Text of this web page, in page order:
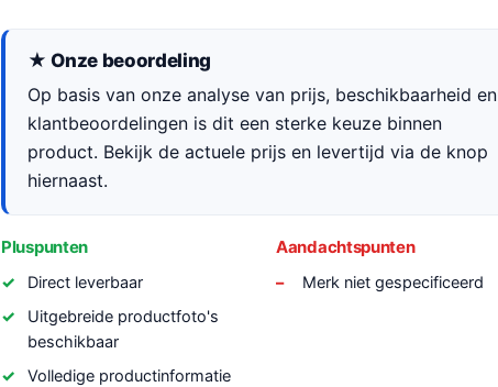
★ Onze beoordeling
Op basis van onze analyse van prijs, beschikbaarheid en
klantbeoordelingen is dit een sterke keuze binnen
product. Bekijk de actuele prijs en levertijd via de knop
hiernaast.
Pluspunten
Direct leverbaar
Uitgebreide productfoto's
beschikbaar
Volledige productinformatie
Aandachtspunten
Merk niet gespecificeerd